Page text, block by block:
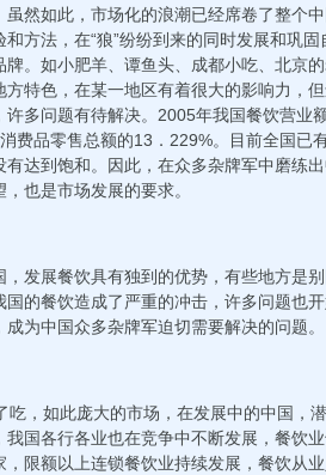
然如此，市场化的浪潮已经席卷了整个
方法，在“狼”纷纷到来的同时发展和巩
。如小肥羊、谭鱼头、成都小吃、北京
特色，在某一地区有着很大的影响力，
多问题有待解决。2005年我国餐饮营业
费品零售总额的13．229%。目前全国已
达到饱和。因此，在众多杂牌军中磨练
也是市场发展的要求。
发展餐饮具有独到的优势，有些地方是
的餐饮造成了严重的冲击，许多问题也开
为中国众多杂牌军迫切需要解决的问题。
，如此庞大的市场，在发展中的中国，潜
国各行各业也在竞争中不断发展，餐饮业
限额以上连锁餐饮业持续发展，餐饮从